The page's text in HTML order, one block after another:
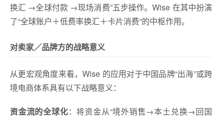
换汇 →全球付款 →现场消费”五步操作。Wise 在其中扮演
了“全球账户＋低费率换汇＋卡片消费”的中枢作用。
对卖家／品牌方的战略意义
从更宏观角度来看，Wise 的应用对于中国品牌“出海”或跨
境电商体系具有以下战略意义：
资金流的全球化：将资金从“境外销售→本土兑换→回国